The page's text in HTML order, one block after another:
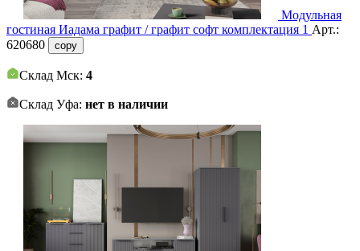
Модульная
гостиная Иадама графит / графит софт комплектация 1 Арт.:
620680
copy
Склад Мск: 4
Склад Уфа: нет в наличии